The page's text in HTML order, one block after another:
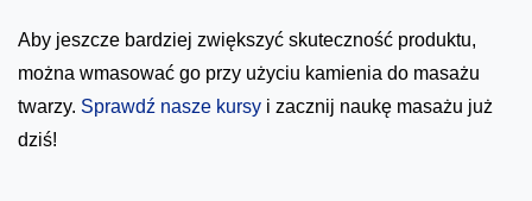
Aby jeszcze bardziej zwiększyć skuteczność produktu,
można wmasować go przy użyciu kamienia do masażu
twarzy. Sprawdź nasze kursy i zacznij naukę masażu już
dziś!